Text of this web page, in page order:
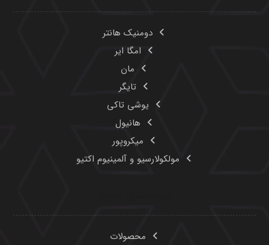
دومنیک هانتر
امگا ایر
مان
تایگر
یوشی تاکی
هانیول
میکروپور
مولکولارسیو و آلمینیوم اکتیو
محصولات